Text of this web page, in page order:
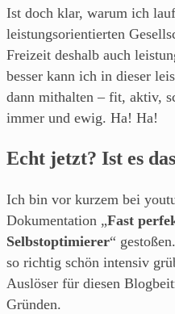
Ist doch klar, warum ich
leistungsorientierten
Freizeit deshalb auch
besser kann ich in dieser
dann mithalten – fit, aktiv,
immer und ewig. Ha! Ha!
Echt jetzt? Ist es
Ich bin vor kurzem bei
Dokumentation „Fast
Selbstoptimierer“
so richtig schön intensiv
Auslöser für diesen
Gründen.